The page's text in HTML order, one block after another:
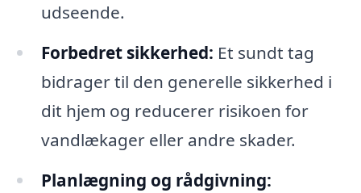
udseende.
Forbedret sikkerhed: Et sundt tag
bidrager til den generelle sikkerhed i
dit hjem og reducerer risikoen for
vandlækager eller andre skader.
Planlægning og rådgivning: